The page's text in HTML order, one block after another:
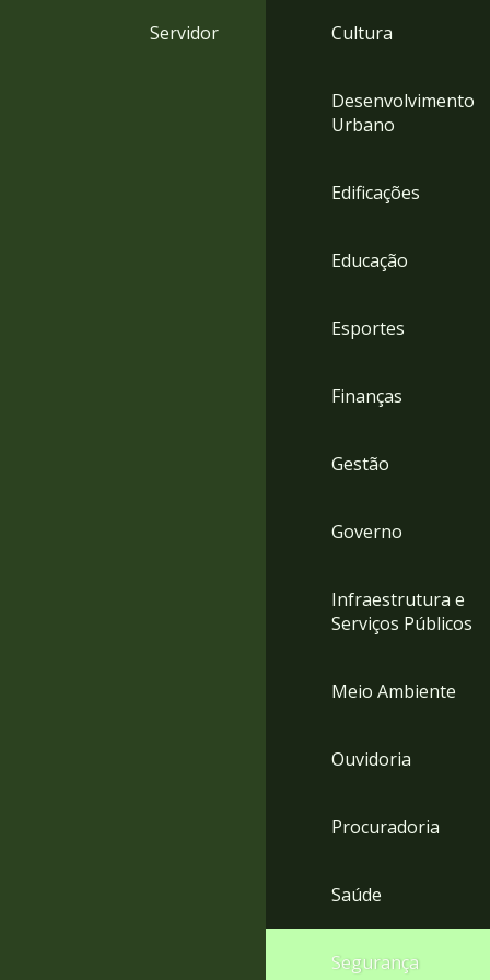
Servidor Cultura
Desenvolvimento
Urbano
Edificações
Educação
Esportes
Finanças
Gestão
Governo
Infraestrutura e
Serviços Públicos
Meio Ambiente
Ouvidoria
Procuradoria
Saúde
Segurança